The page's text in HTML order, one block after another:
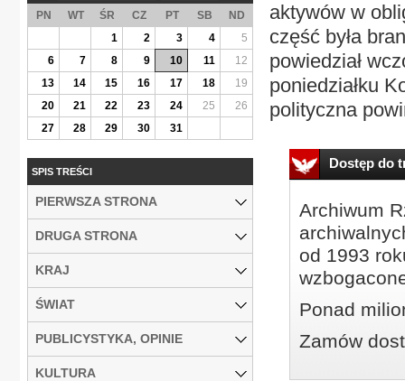
aktywów w
część była
powiedział
poniedziałku
polityczna
Dostęp do
Archiwum
od 1993
Ponad
Zamów
PN WT ŚR CZ PT SB
ND
1
2 3 4
5
6
7 8 9 10 11
12
13
14 15 16 17 18
19
20
21 22 23 24 25
26
27
28 29 30 31
SPIS TREŚCI
PIERWSZA STRONA
DRUGA STRONA
KRAJ
ŚWIAT
PUBLICYSTYKA, OPINIE
KULTURA